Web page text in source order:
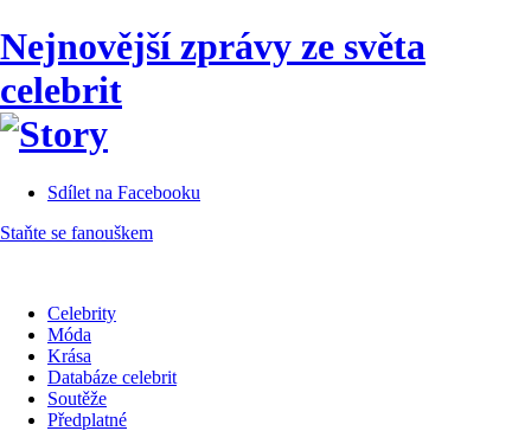
Nejnovější zprávy ze světa
celebrit
Sdílet na Facebooku
Staňte se fanouškem
Celebrity
Móda
Krása
Databáze celebrit
Soutěže
Předplatné